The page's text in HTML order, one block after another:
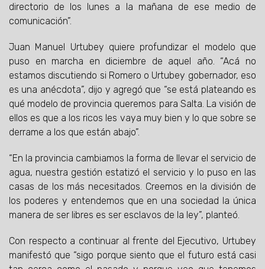
directorio de los lunes a la mañana de ese medio de
comunicación”.
Juan Manuel Urtubey quiere profundizar el modelo que
puso en marcha en diciembre de aquel año. “Acá no
estamos discutiendo si Romero o Urtubey gobernador, eso
es una anécdota”, dijo y agregó que “se está plateando es
qué modelo de provincia queremos para Salta. La visión de
ellos es que a los ricos les vaya muy bien y lo que sobre se
derrame a los que están abajo”.
“En la provincia cambiamos la forma de llevar el servicio de
agua, nuestra gestión estatizó el servicio y lo puso en las
casas de los más necesitados. Creemos en la división de
los poderes y entendemos que en una sociedad la única
manera de ser libres es ser esclavos de la ley”, planteó.
Con respecto a continuar al frente del Ejecutivo, Urtubey
manifestó que “sigo porque siento que el futuro está casi